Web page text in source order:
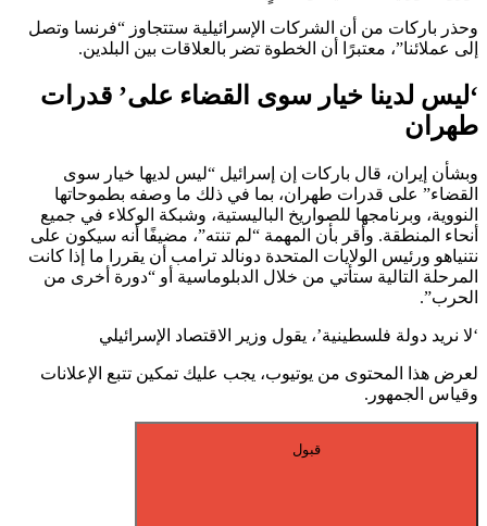
وحذر باركات من أن الشركات الإسرائيلية ستتجاوز “فرنسا وتصل
إلى عملائنا”، معتبرًا أن الخطوة تضر بالعلاقات بين البلدين.
‘ليس لدينا خيار سوى القضاء على’ قدرات
طهران
وبشأن إيران، قال باركات إن إسرائيل “ليس لديها خيار سوى
القضاء” على قدرات طهران، بما في ذلك ما وصفه بطموحاتها
النووية، وبرنامجها للصواريخ الباليستية، وشبكة الوكلاء في جميع
أنحاء المنطقة. وأقر بأن المهمة “لم تنته”، مضيفًا أنه سيكون على
نتنياهو ورئيس الولايات المتحدة دونالد ترامب أن يقررا ما إذا كانت
المرحلة التالية ستأتي من خلال الدبلوماسية أو “دورة أخرى من
الحرب”.
‘لا نريد دولة فلسطينية’، يقول وزير الاقتصاد الإسرائيلي
لعرض هذا المحتوى من يوتيوب، يجب عليك تمكين تتبع الإعلانات
وقياس الجمهور.
قبول